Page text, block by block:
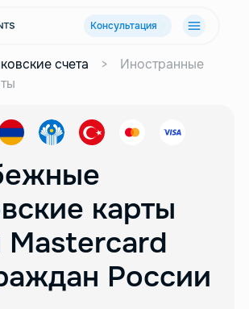
Консультация
счета >
Иностранные
карты
Mastercard
России